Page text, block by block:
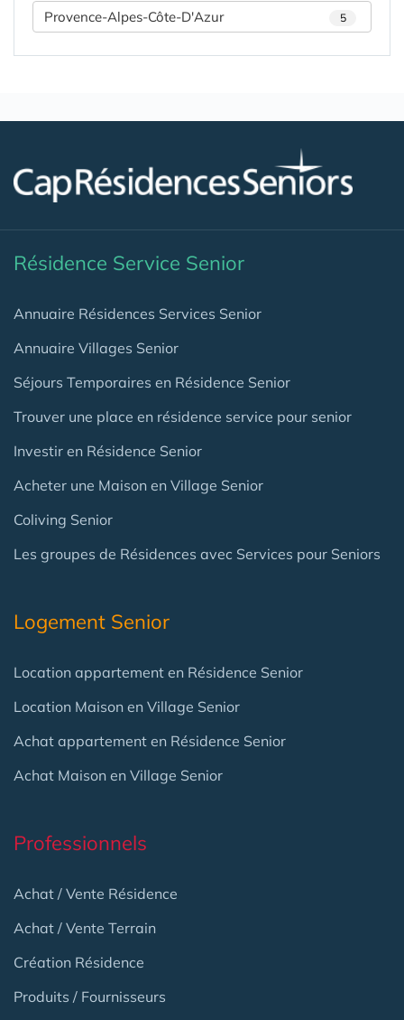
Provence-Alpes-Côte-D'Azur 5
Résidence Service Senior
Annuaire Résidences Services Senior
Annuaire Villages Senior
Séjours Temporaires en Résidence Senior
Trouver une place en résidence service pour senior
Investir en Résidence Senior
Acheter une Maison en Village Senior
Coliving Senior
Les groupes de Résidences avec Services pour Seniors
Logement Senior
Location appartement en Résidence Senior
Location Maison en Village Senior
Achat appartement en Résidence Senior
Achat Maison en Village Senior
Professionnels
Achat / Vente Résidence
Achat / Vente Terrain
Création Résidence
Produits / Fournisseurs